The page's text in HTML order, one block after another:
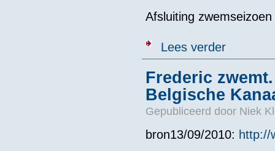
Afsluiting
Lees verderover
Frederic
Belgische
Gepubliceerd door Niek
bron13/09/2010: http://